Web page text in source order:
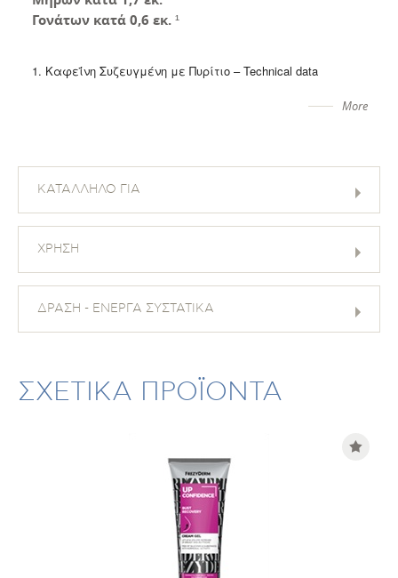
Γονάτων κατά 0,6 εκ.¹
1. Καφεΐνη Συζευγμένη με Πυρίτιο – Technical data
More
ΚΑΤΑΛΛΗΛΟ ΓΙΑ
ΧΡΗΣΗ
ΔΡΑΣΗ - ΕΝΕΡΓΑ ΣΥΣΤΑΤΙΚΑ
ΣΧΕΤΙΚΑ ΠΡΟΪΟΝΤΑ